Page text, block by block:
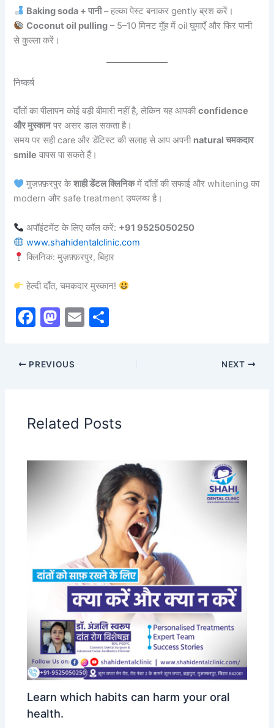
Baking soda + पानी– हल्का पेस्ट बनाकर gently ब्रश करें।
Coconut oil pulling – 5–10 मिनट मुँह में oil घुमाएँ और फिर पानी
से कुल्ला करें।
निष्कर्ष
दाँतों का पीलापन कोई बड़ी बीमारी नहीं है, लेकिन यह आपकीconfidence
और मुस्कानपर असर डाल सकता है।
समय पर सही care और डेंटिस्ट की सलाह से आप अपनी natural चमकदार
smile वापस पा सकते हैं।
मुज़फ़्फ़रपुर केशाही डेंटल क्लिनिकमें दाँतों की सफाई और whitening का
modern और safe treatment उपलब्ध है।
अपॉइंटमेंट के लिए कॉल करें: +91 9525050250
www.shahidentalclinic.com
क्लिनिक: मुज़फ़्फ़रपुर, बिहार
हेल्दी दाँत, चमकदार मुस्कान!
F
c
o
o
k
M
st
o
o
n
E
PREVIOUS NEXT
Related Posts
Learn which habits can harm your oral
health.